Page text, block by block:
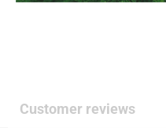
Customer reviews